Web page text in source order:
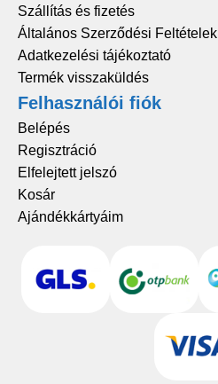
Szállítás és fizetés
Általános Szerződési Feltételek
Adatkezelési tájékoztató
Termék visszaküldés
Felhasználói fiók
Belépés
Regisztráció
Elfelejtett jelszó
Kosár
Ajándékkártyáim